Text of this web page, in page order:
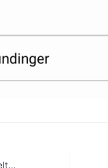
D-Junioren gewinnen gegen Keltern